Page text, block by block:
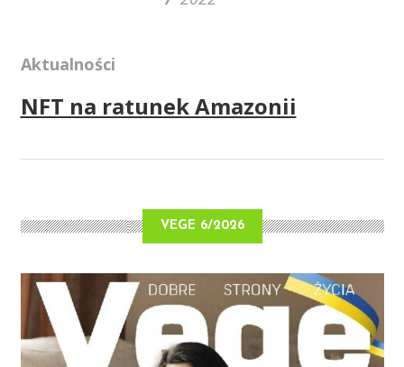
Aktualności
NFT na ratunek Amazonii
VEGE 6/2026